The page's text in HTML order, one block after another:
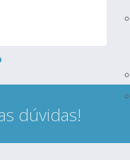
dúvidas!